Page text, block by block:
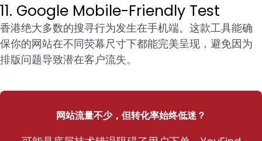
11. Google Mobile-Friendly Test
香港绝大多数的搜寻行为发生在手机端。这款工具能确
保你的网站在不同荧幕尺寸下都能完美呈现，避免因为
排版问题导致潜在客户流失。
网站流量不少，但转化率始终低迷？